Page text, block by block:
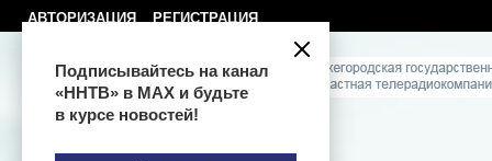
АВТОРИЗАЦИЯ РЕГИСТРАЦИЯ
Подписывайтесь на канал
«ННТВ» в МАХ и будьте
в курсе новостей!